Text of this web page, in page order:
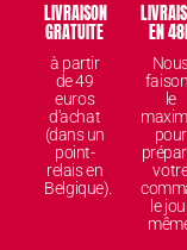
LIVRAISON
GRATUITE
à partir
de 49
euros
d'achat
(dans un
point-
relais en
Belgique).
EN
le
pour
le